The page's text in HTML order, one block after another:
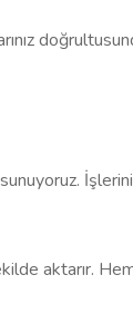
aktarır.